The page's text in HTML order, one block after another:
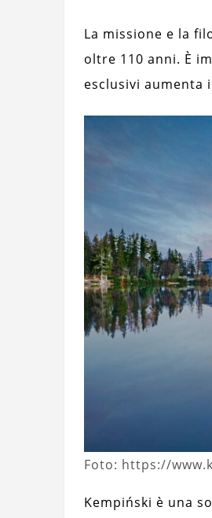
La missione e la
oltre 110 anni. È
esclusivi aumenta
Foto: https://
Kempiński è una